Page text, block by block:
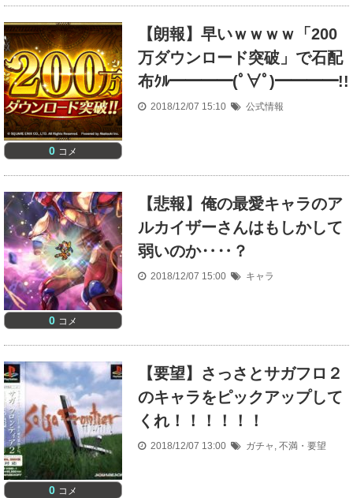
0 コメ
【朗報】早いｗｗｗｗ「200
万ダウンロード突破」で石配
布ｸﾙ━━━━(ﾟ∀ﾟ)━━━━!!
2018/12/07 15:10 公式情報
0 コメ
【悲報】俺の最愛キャラのア
ルカイザーさんはもしかして
弱いのか‥‥？
2018/12/07 15:00 キャラ
0 コメ
【要望】さっさとサガフロ２
のキャラをピックアップして
くれ！！！！！！
2018/12/07 13:00 ガチャ , 不満・要望